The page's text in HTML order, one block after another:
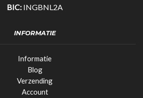
BIC: INGBNL2A
INFORMATIE
Informatie
Blog
Verzending
Account